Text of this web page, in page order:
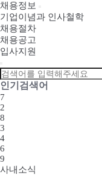
채용정보
기업이념과 인사철학
채용절차
채용공고
입사지원
인기검색어
7
2
8
3
4
6
9
사내소식